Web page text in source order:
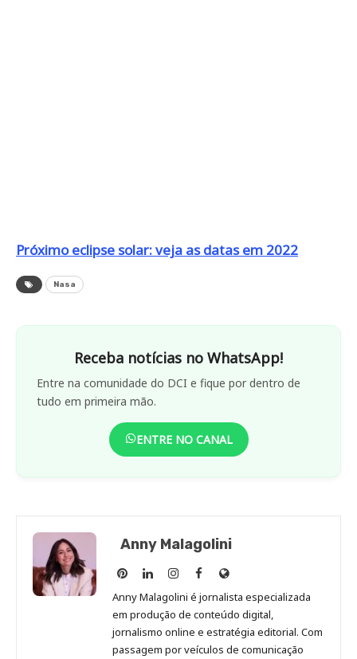
Próximo eclipse solar: veja as datas em 2022
Nasa
Receba notícias no WhatsApp!
Entre na comunidade do DCI e fique por dentro de
tudo em primeira mão.
ENTRE NO CANAL
Anny Malagolini
Anny
Malagolini
no
Pinterest
Anny
Malagolini
no
LinkedIn
Anny
Malagolini
no
Instagram
Anny
Malagolini
no
Facebook
Site
de
Anny
Malagolini
Anny Malagolini é jornalista especializada
em produção de conteúdo digital,
jornalismo online e estratégia editorial. Com
passagem por veículos de comunicação